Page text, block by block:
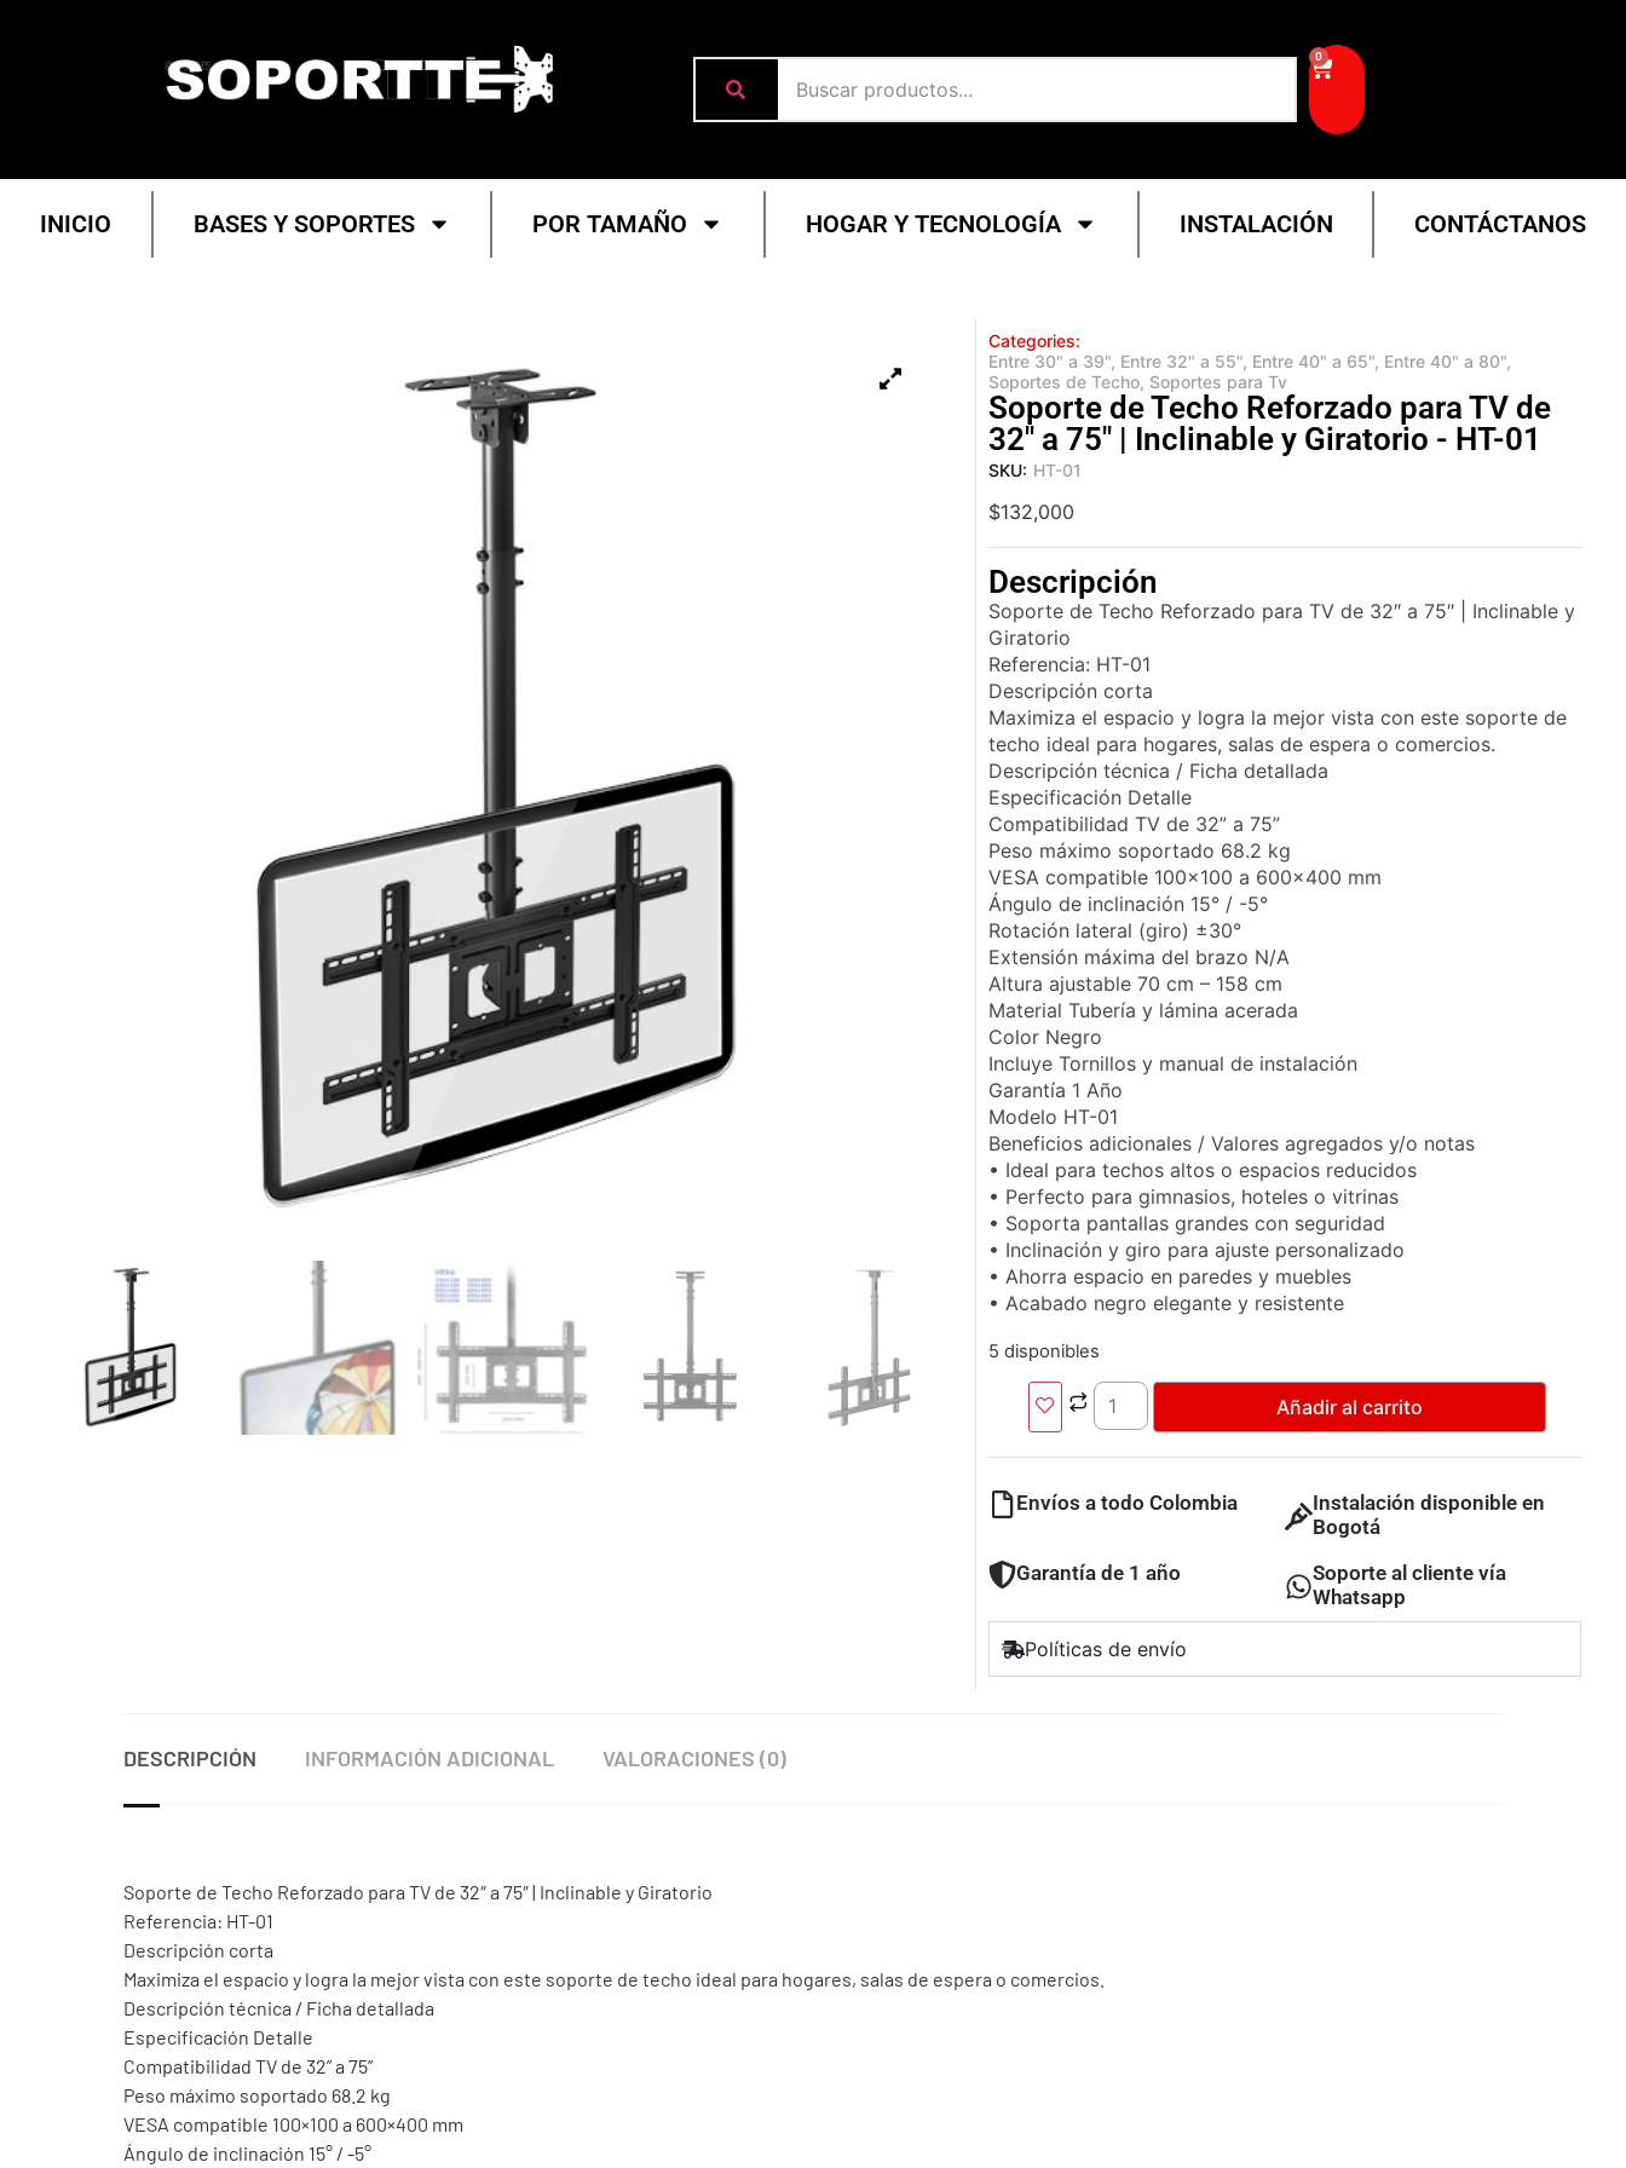
0
INICIO BASES Y SOPORTES POR TAMAÑO HOGAR Y TECNOLOGÍA INSTALACIÓN CONTÁCTANOS
Categories:
Entre 30" a 39", Entre 32" a 55", Entre 40" a 65", Entre 40" a 80",
Soportes de Techo, Soportes para Tv
Soporte de Techo Reforzado para TV de
32" a 75" | Inclinable y Giratorio - HT-01
SKU: HT-01
$132,000
Descripción
Soporte de Techo Reforzado para TV de 32″ a 75″ | Inclinable y
Giratorio
Referencia: HT-01
Descripción corta
Maximiza el espacio y logra la mejor vista con este soporte de
techo ideal para hogares, salas de espera o comercios.
Descripción técnica / Ficha detallada
Especificación Detalle
Compatibilidad TV de 32” a 75”
Peso máximo soportado 68.2 kg
VESA compatible 100×100 a 600×400 mm
Ángulo de inclinación 15° / -5°
Rotación lateral (giro) ±30°
Extensión máxima del brazo N/A
Altura ajustable 70 cm – 158 cm
Material Tubería y lámina acerada
Color Negro
Incluye Tornillos y manual de instalación
Garantía 1 Año
Modelo HT-01
Beneficios adicionales / Valores agregados y/o notas
• Ideal para techos altos o espacios reducidos
• Perfecto para gimnasios, hoteles o vitrinas
• Soporta pantallas grandes con seguridad
• Inclinación y giro para ajuste personalizado
• Ahorra espacio en paredes y muebles
• Acabado negro elegante y resistente
5 disponibles
Añadir al carrito
Envíos a todo Colombia
Instalación disponible en
Bogotá
Garantía de 1 año
Soporte al cliente vía
Whatsapp
Políticas de envío
DESCRIPCIÓN INFORMACIÓN ADICIONAL VALORACIONES (0)
Soporte de Techo Reforzado para TV de 32″ a 75″ | Inclinable y Giratorio
Referencia: HT-01
Descripción corta
Maximiza el espacio y logra la mejor vista con este soporte de techo ideal para hogares, salas de espera o comercios.
Descripción técnica / Ficha detallada
Especificación Detalle
Compatibilidad TV de 32” a 75”
Peso máximo soportado 68.2 kg
VESA compatible 100×100 a 600×400 mm
Ángulo de inclinación 15° / -5°